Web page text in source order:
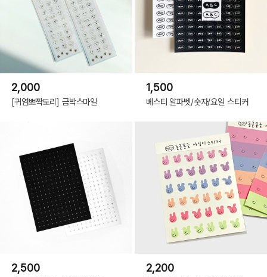
2,000
[귀염뽀짝도리] 금박스마일
1,500
베스티 알파벳/숫자/요일 스티커
2,500 2,200